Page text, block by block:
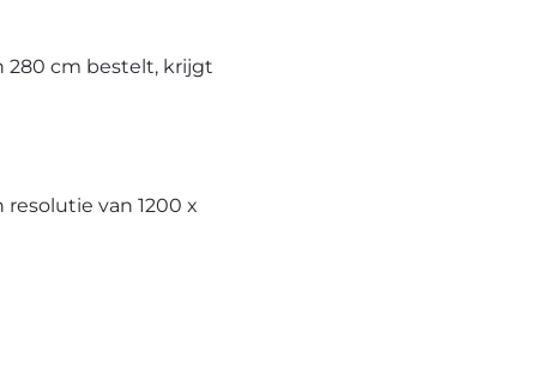
280 cm bestelt, krijgt
van 1200 x